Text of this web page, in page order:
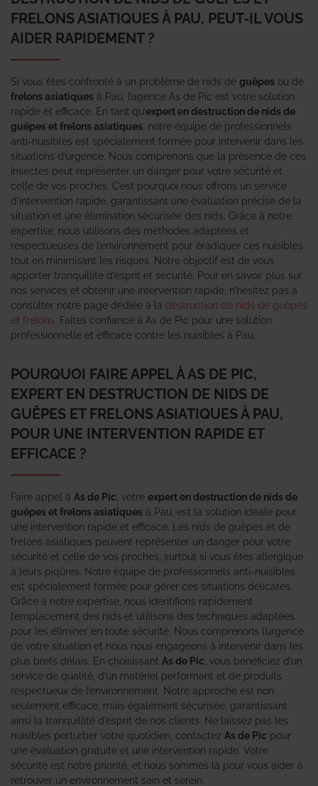
FRELONS ASIATIQUES À PAU, PEUT-IL VOUS
AIDER RAPIDEMENT ?
Si vous êtes confronté à un problème de nids de guêpes ou de
frelons asiatiques à Pau, l’agence As de Pic est votre solution
rapide et efficace. En tant qu’expert en destruction de nids de
guêpes et frelons asiatiques , notre équipe de professionnels
anti-nuisibles est spécialement formée pour intervenir dans les
situations d’urgence. Nous comprenons que la présence de ces
insectes peut représenter un danger pour votre sécurité et
celle de vos proches. C’est pourquoi nous offrons un service
d’intervention rapide, garantissant une évaluation précise de la
situation et une élimination sécurisée des nids. Grâce à notre
expertise, nous utilisons des méthodes adaptées et
respectueuses de l’environnement pour éradiquer ces nuisibles
tout en minimisant les risques. Notre objectif est de vous
apporter tranquillité d’esprit et sécurité. Pour en savoir plus sur
nos services et obtenir une intervention rapide, n’hésitez pas à
consulter notre page dédiée à la destruction de nids de guêpes
et frelons . Faites confiance à As de Pic pour une solution
professionnelle et efficace contre les nuisibles à Pau.
POURQUOI FAIRE APPEL À AS DE PIC,
EXPERT EN DESTRUCTION DE NIDS DE
GUÊPES ET FRELONS ASIATIQUES À PAU,
POUR UNE INTERVENTION RAPIDE ET
EFFICACE ?
Faire appel à As de Pic , votre expert en destruction de nids de
guêpes et frelons asiatiques à Pau, est la solution idéale pour
une intervention rapide et efficace. Les nids de guêpes et de
frelons asiatiques peuvent représenter un danger pour votre
sécurité et celle de vos proches, surtout si vous êtes allergique
à leurs piqûres. Notre équipe de professionnels anti-nuisibles
est spécialement formée pour gérer ces situations délicates.
Grâce à notre expertise, nous identifions rapidement
l’emplacement des nids et utilisons des techniques adaptées
pour les éliminer en toute sécurité. Nous comprenons l’urgence
de votre situation et nous nous engageons à intervenir dans les
plus brefs délais. En choisissant As de Pic , vous bénéficiez d’un
service de qualité, d’un matériel performant et de produits
respectueux de l’environnement. Notre approche est non
seulement efficace, mais également sécurisée, garantissant
ainsi la tranquillité d’esprit de nos clients. Ne laissez pas les
nuisibles perturber votre quotidien, contactez As de Pic pour
une évaluation gratuite et une intervention rapide. Votre
sécurité est notre priorité, et nous sommes là pour vous aider à
retrouver un environnement sain et serein.